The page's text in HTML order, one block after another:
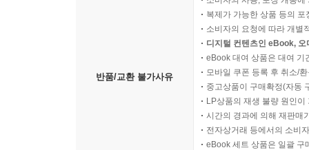
반품/교환 불가사유
복제가 가능한 상품 등의
소비자의 요청에 따라 개별
디지털 컨텐츠인 eBook,
eBook 대여 상품은 대여 기
모바일 쿠폰 등록 후 취소/
중고상품이 구매확정(자동
LP상품의 재생 불량 원인
시간의 경과에 의해 재판매
전자상거래 등에서의 소비
eBook 세트 상품은 일괄 구